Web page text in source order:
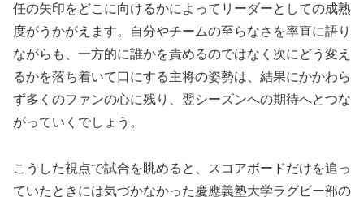
任の矢印をどこに向けるかによってリーダーとしての成熟
度がうかがえます。自分やチームの至らなさを率直に語り
ながらも、一方的に誰かを責めるのではなく次にどう変え
るかを落ち着いて口にする主将の姿勢は、結果にかかわら
ず多くのファンの心に残り、翌シーズンへの期待へとつな
がっていくでしょう。
こうした視点で試合を眺めると、スコアボードだけを追っ
ていたときには気づかなかった慶應義塾大学ラグビー部の